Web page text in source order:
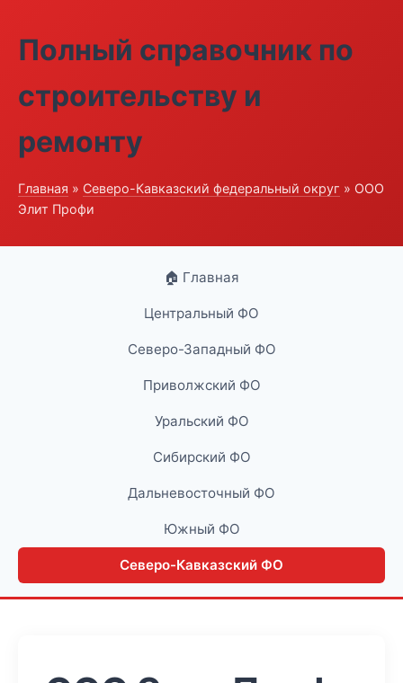
Полный справочник по
строительству и
ремонту
Главная » Северо-Кавказский федеральный округ » ООО
Элит Профи
🏠 Главная
Центральный ФО
Северо-Западный ФО
Приволжский ФО
Уральский ФО
Сибирский ФО
Дальневосточный ФО
Южный ФО
Северо-Кавказский ФО